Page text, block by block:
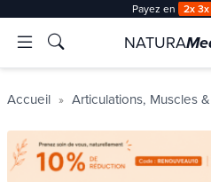
Livraison
NATURA
Accueil Articulations, Muscles